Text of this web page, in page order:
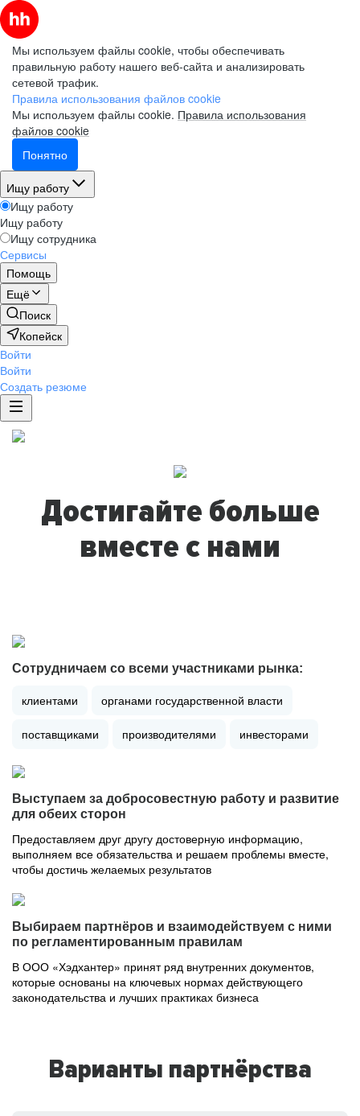
Мы используем файлы cookie, чтобы обеспечивать
правильную работу нашего веб-сайта и анализировать
сетевой трафик.
Правила использования файлов cookie
Мы используем файлы cookie. Правила использования
файлов cookie
Понятно
Ищу работу
Ищу работу
Ищу работу
Ищу сотрудника
Сервисы
Помощь
Ещё
Поиск
Копейск
Войти
Войти
Создать резюме
Достигайте больше
вместе с нами
Сотрудничаем со всеми участниками рынка:
клиентами органами государственной власти
поставщиками производителями инвесторами
Выступаем за добросовестную работу и развитие
для обеих сторон
Предоставляем друг другу достоверную информацию,
выполняем все обязательства и решаем проблемы вместе,
чтобы достичь желаемых результатов
Выбираем партнёров и взаимодействуем с ними
по регламентированным правилам
В ООО «Хэдхантер» принят ряд внутренних документов,
которые основаны на ключевых нормах действующего
законодательства и лучших практиках бизнеса
Варианты партнёрства